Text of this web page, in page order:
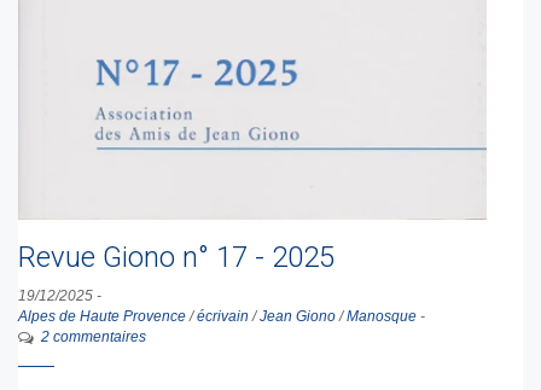
Revue Giono n° 17 - 2025
19/12/2025 -
Alpes de Haute Provence/écrivain /Jean Giono/Manosque -
2 commentaires